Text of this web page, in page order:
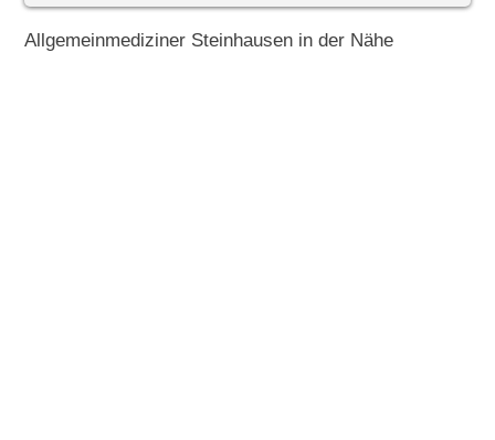
Allgemeinmediziner Steinhausen in der Nähe